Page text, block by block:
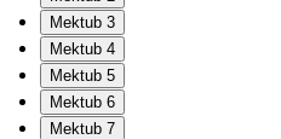
Mektub 3
Mektub 4
Mektub 5
Mektub 6
Mektub 7